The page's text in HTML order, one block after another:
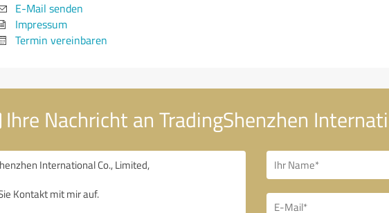
E-Mail senden
Impressum
Termin vereinbaren
Ihre Nachricht an TradingShenzhen